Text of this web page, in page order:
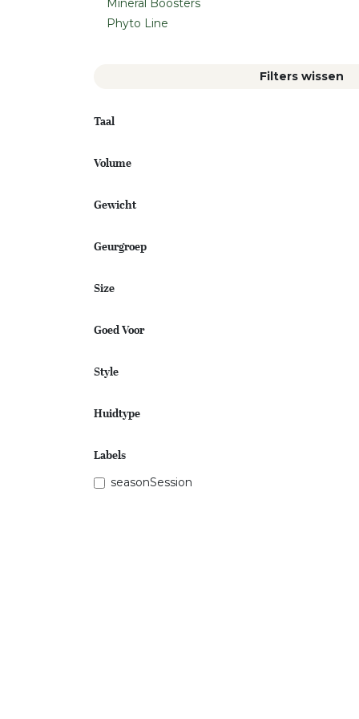
Mineral Boosters
Phyto Line
Filters wissen
Taal
Volume
Gewicht
Geurgroep
Size
Goed Voor
Style
Huidtype
Labels
seasonSession